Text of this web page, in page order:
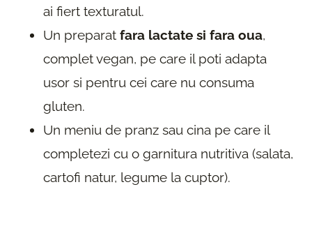
ai fiert texturatul.
Un preparat fara lactate si fara oua,
complet vegan, pe care il poti adapta
usor si pentru cei care nu consuma
gluten.
Un meniu de pranz sau cina pe care il
completezi cu o garnitura nutritiva (salata,
cartofi natur, legume la cuptor).